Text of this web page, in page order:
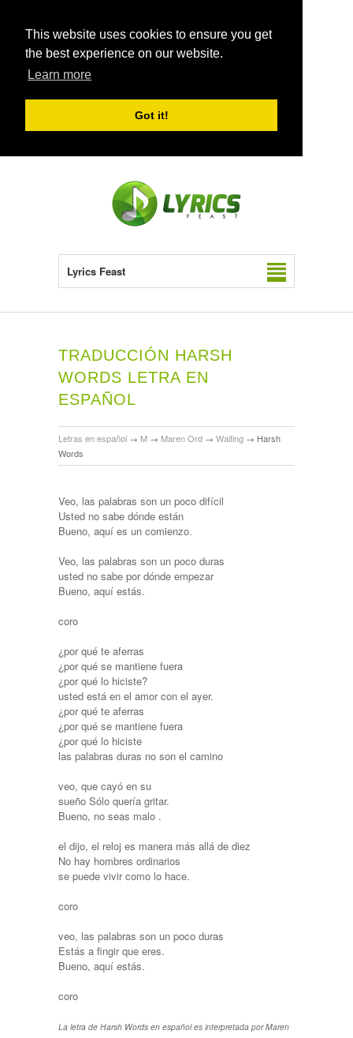
This website uses cookies to ensure you get
the best experience on our website.
Learn more
Got it!
Lyrics Feast
TRADUCCIÓN HARSH
WORDS LETRA EN
ESPAÑOL
Letras en español → M → Maren Ord → Waiting → Harsh
Words
Veo, las palabras son un poco difícil
Usted no sabe dónde están
Bueno, aquí es un comienzo.
Veo, las palabras son un poco duras
usted no sabe por dónde empezar
Bueno, aquí estás.
coro
¿por qué te aferras
¿por qué se mantiene fuera
¿por qué lo hiciste?
usted está en el amor con el ayer.
¿por qué te aferras
¿por qué se mantiene fuera
¿por qué lo hiciste
las palabras duras no son el camino
veo, que cayó en su
sueño Sólo quería gritar.
Bueno, no seas malo .
el dijo, el reloj es manera más allá de diez
No hay hombres ordinarios
se puede vivir como lo hace.
coro
veo, las palabras son un poco duras
Estás a fingir que eres.
Bueno, aquí estás.
coro
La letra de Harsh Words en español es interpretada por Maren